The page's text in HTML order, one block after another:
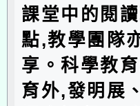
課堂中的閱
點,教學團隊
享。科學教
育外,發明展